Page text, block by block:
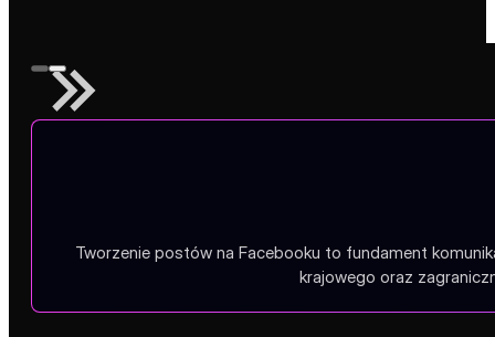
Tworzenie postów na Facebooku to fundament
krajowego oraz